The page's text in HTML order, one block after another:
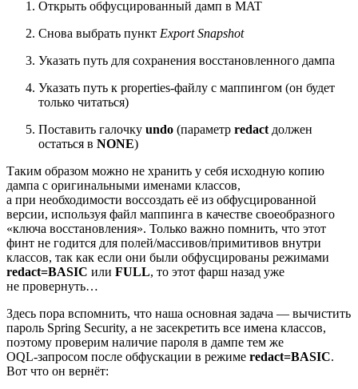
Открыть обфусцированный дамп в MAT
Снова выбрать пункт Export Snapshot
Указать путь для сохранения восстановленного дампа
Указать путь к properties‑файлу с маппингом (он будет
только читаться)
Поставить галочку undo (параметр redact должен
остаться в NONE)
Таким образом можно не хранить у себя исходную копию
дампа с оригинальными именами классов,
а при необходимости воссоздать её из обфусцированной
версии, используя файл маппинга в качестве своеобразного
«ключа восстановления». Только важно помнить, что этот
финт не годится для полей/массивов/примитивов внутри
классов, так как если они были обфусцированы режимами
redact=BASIC или FULL, то этот фарш назад уже
не провернуть…
Здесь пора вспомнить, что наша основная задача — вычистить
пароль Spring Security, а не засекретить все имена классов,
поэтому проверим наличие пароля в дампе тем же
OQL‑запросом после обфускации в режиме redact=BASIC.
Вот что он вернёт: